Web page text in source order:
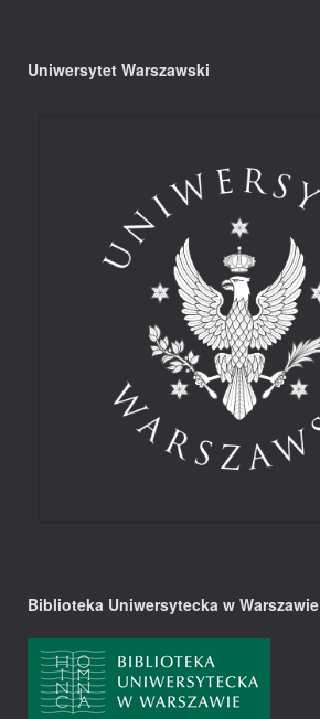
Uniwersytet Warszawski
Biblioteka Uniwersytecka w Warszawie